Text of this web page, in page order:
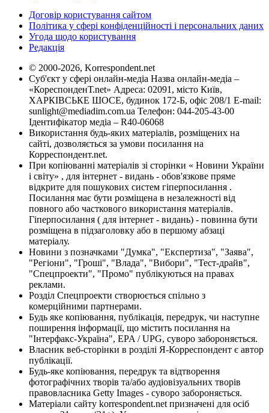
Договір користування сайтом
Політика у сфері конфіденційності і персональних даних
Угода щодо користування
Редакція
© 2000-2026, Korrespondent.net
Суб'єкт у сфері онлайн-медіа Назва онлайн-медіа –
«КореспонденТ.net» Адреса: 02091, місто Київ,
ХАРКІВСЬКЕ ШОСЕ, будинок 172-Б, офіс 208/1 E-mail:
sunlight@mediadim.com.ua Телефон: 044-205-43-00
Ідентифікатор медіа – R40-06068
Використання будь-яких матеріалів, розміщених на
сайті, дозволяється за умови посилання на
Корреспондент.net.
При копіюванні матеріалів зі сторінки « Новини України
і світу» , для інтернет - видань - обов'язкове пряме
відкрите для пошукових систем гіперпосилання .
Посилання має бути розміщена в незалежності від
повного або часткового використання матеріалів.
Гіперпосилання ( для інтернет - видань) - повинна бути
розміщена в підзаголовку або в першому абзаці
матеріалу.
Новини з позначками "Думка", "Експертиза", "Заява",
"Регіони", "Гроші", "Влада", "Вибори", "Тест-драйв",
"Спецпроекти", "Промо" публікуються на правах
реклами.
Розділ Спецпроекти створюється спільно з
комерційними партнерами.
Будь яке копіювання, публікація, передрук, чи наступне
поширення інформації, що містить посилання на
"Інтерфакс-Україна", EPA / UPG, суворо забороняється.
Власник веб-сторінки в розділі Я-Корреспондент є автор
публікації.
Будь-яке копіювання, передрук та відтворення
фотографічних творів та/або аудіовізуальних творів
правовласника Getty Images - суворо забороняється.
Матеріали сайту korrespondent.net призначені для осіб